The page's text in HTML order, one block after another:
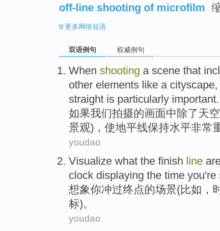
off-line shooting of microfilm
更多网络短语
双语例句 权威例句
When shooting a scene that
other elements like a cityscape,
straight is particularly important.
如果我们拍摄的画面中 除了天空
景观)，使地平线保持水平非常
youdao
Visualize what the finish line
clock displaying the time you're
想象你冲过终点的场景(比如 ，
标)。
youdao